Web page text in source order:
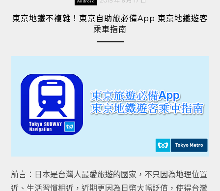
Android
東京地鐵不複雜！東京自助旅必備App 東京地鐵遊客
乘車指南
前言：日本是台灣人最愛旅遊的國家，不只因為地理位置
近、生活習慣相近，近期更因為日幣大幅貶值，使得台灣